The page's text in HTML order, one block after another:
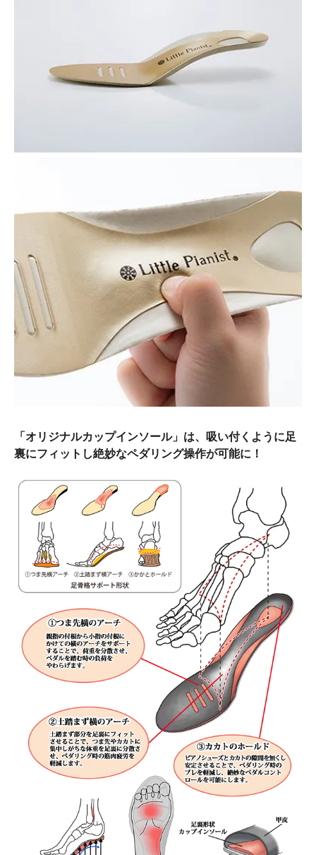
「オリジナルカップインソール」は、吸い付くように足
裏にフィットし絶妙なペダリング操作が可能に！